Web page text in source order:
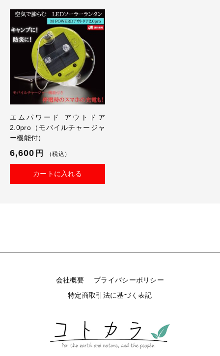
ド
ア
2
エムパワード アウトドア
2.0pro（モバイルチャージャ
ー機能付）
6,600 円 （税込）
カートに入れる
会社概要
プライバシーポリシー
特定商取引法に基づく表記
コトカラについて
お知らせ
ブログ
ご利用ガイド
お問い合わせ